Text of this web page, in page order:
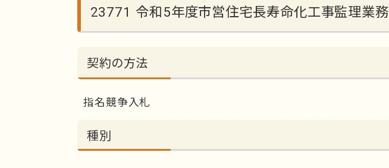
23771 令和5年度市営住宅長寿命化工事監理業務
契約の方法
指名競争入札
種別